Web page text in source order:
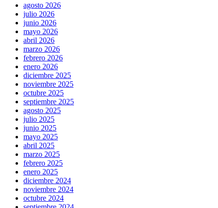
agosto 2026
julio 2026
junio 2026
mayo 2026
abril 2026
marzo 2026
febrero 2026
enero 2026
diciembre 2025
noviembre 2025
octubre 2025
septiembre 2025
agosto 2025
julio 2025
junio 2025
mayo 2025
abril 2025
marzo 2025
febrero 2025
enero 2025
diciembre 2024
noviembre 2024
octubre 2024